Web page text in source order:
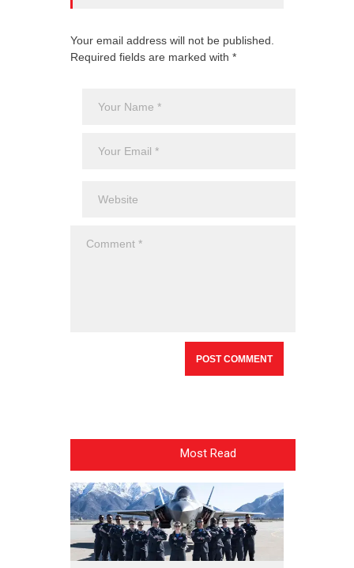
Your email address will not be published.
Required fields are marked with *
Most Read